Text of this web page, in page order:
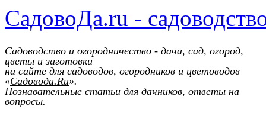
СадовоДа.ru -
Садоводство и огородничество - дача, сад, огород,
цветы и заготовки
на сайте для садоводов, огородников и цветоводов
«Садовода.Ru».
Познавательные статьи для дачников, ответы на
вопросы.